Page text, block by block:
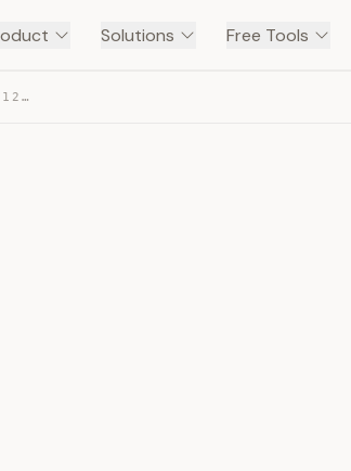
Solutions Free Tools
ROBERTO SAVIANO – CHE TEMPO CHE FA 13/12/2020 — TRANSCRIPT